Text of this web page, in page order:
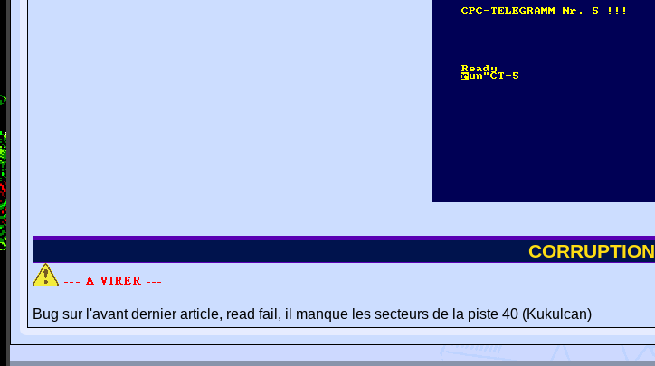
CORRUPTION
Bug sur l'avant dernier article, read fail, il manque les secteurs de la piste 40 (Kukulcan)